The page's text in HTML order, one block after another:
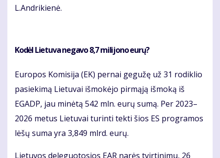
L.Andrikienė.
Kodėl Lietuva negavo 8,7 milijono eurų?
Europos Komisija (EK) pernai gegužę už 31 rodiklio
pasiekimą Lietuvai išmokėjo pirmąją išmoką iš
EGADP, jau minėtą 542 mln. eurų sumą. Per 2023–
2026 metus Lietuvai turinti tekti šios ES programos
lėšų suma yra 3,849 mlrd. eurų.
Lietuvos deleguotosios EAR narės tvirtinimu, 26